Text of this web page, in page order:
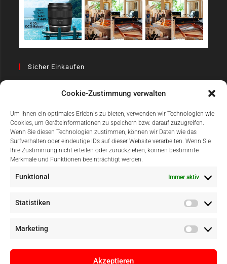
Cookie-Zustimmung verwalten
Um Ihnen ein optimales Erlebnis zu bieten, verwenden wir Technologien wie
Cookies, um Geräteinformationen zu speichern bzw. darauf zuzugreifen.
Wenn Sie diesen Technologien zustimmen, können wir Daten wie das
Surfverhalten oder eindeutige IDs auf dieser Website verarbeiten. Wenn Sie
Ihre Zustimmung nicht erteilen oder zurückziehen, können bestimmte
Merkmale und Funktionen beeinträchtigt werden.
Funktional Immer aktiv
Statistiken
Marketing
Akzeptieren
Sicher Einkaufen
Einfach Online Bezahlen